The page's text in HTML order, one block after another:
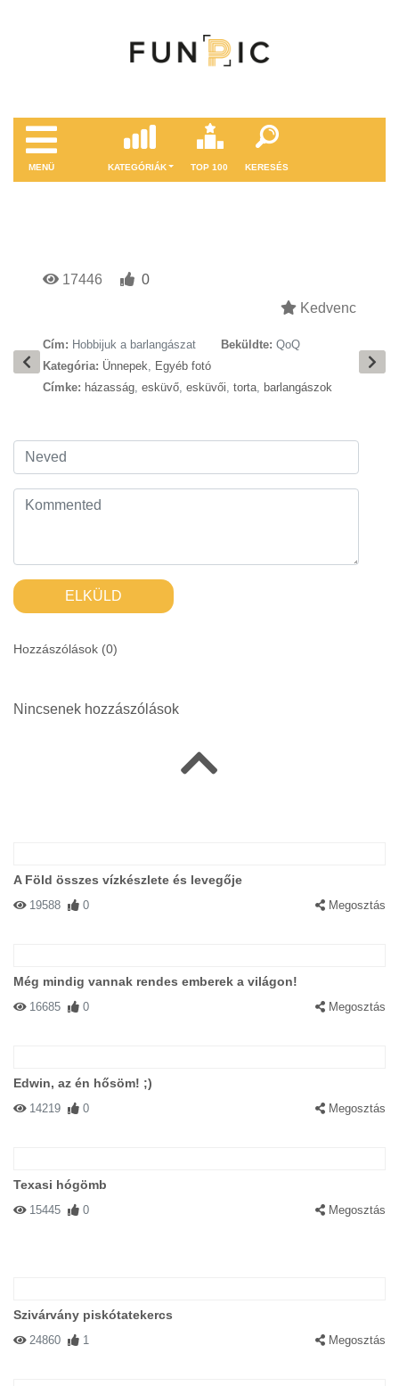
MENÜ KATEGÓRIÁK TOP 100 KERESÉS
17446
0
Kedvenc
Cím: Hobbijuk a barlangászat Beküldte: QoQ
Kategória: Ünnepek, Egyéb fotó
Címke: házasság, esküvő, esküvői, torta, barlangászok
ELKÜLD
Hozzászólások (0)
Nincsenek hozzászólások
A Föld összes vízkészlete és levegője
19588 0 Megosztás
Még mindig vannak rendes emberek a világon!
16685 0 Megosztás
Edwin, az én hősöm! ;)
14219 0 Megosztás
Texasi hógömb
15445 0 Megosztás
Szivárvány piskótatekercs
24860 1 Megosztás